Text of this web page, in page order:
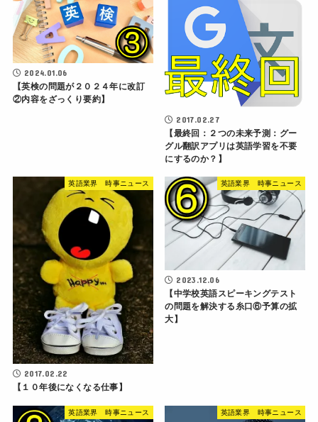
2024.01.06
【英検の問題が２０２４年に改訂
②内容をざっくり要約】
2017.02.27
【最終回：２つの未来予測：グー
グル翻訳アプリは英語学習を不要
にするのか？】
英語業界 時事ニュース
2017.02.22
【１０年後になくなる仕事】
英語業界 時事ニュース
2023.12.06
【中学校英語スピーキングテスト
の問題を解決する糸口⑥予算の拡
大】
英語業界 時事ニュース 英語業界 時事ニュース